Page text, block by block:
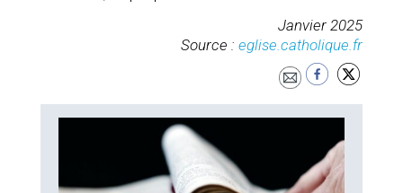
Janvier 2025
Source :eglise.catholique.fr